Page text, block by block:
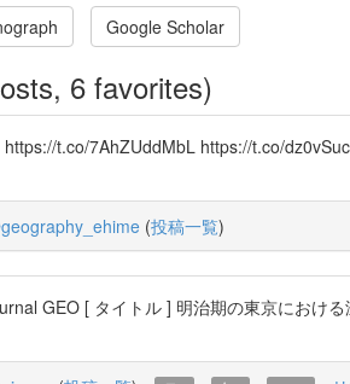
Google Scholar
6 favorites)
t.co/7AhZUddMbL https://t.co/
(投稿一覧)
GEO [ タイトル ] 明治期の東京におけ